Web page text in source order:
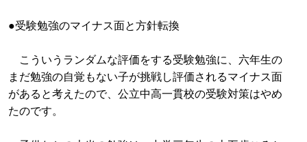
●受験勉強のマイナス面と方針転換
こういうランダムな評価をする受験勉強に、六年生の
まだ勉強の自覚もない子が挑戦し評価されるマイナス面
があると考えたので、公立中高一貫校の受験対策はやめ
たのです。